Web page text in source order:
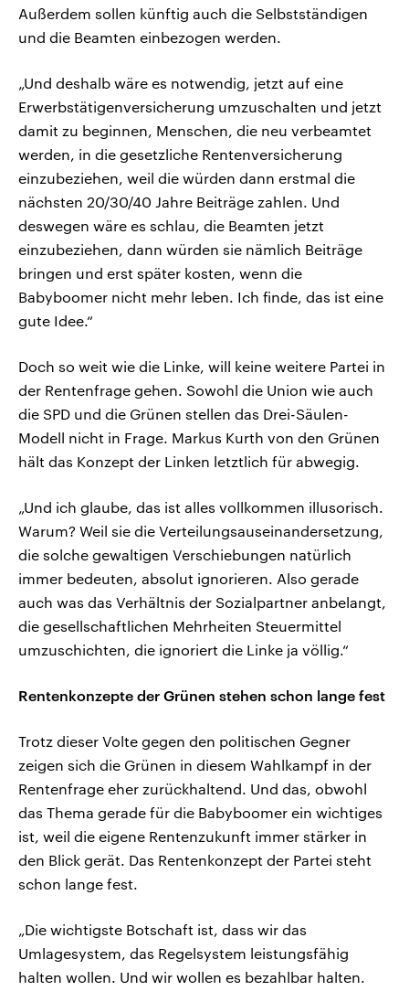
Außerdem sollen künftig auch die Selbstständigen
und die Beamten einbezogen werden.
„Und deshalb wäre es notwendig, jetzt auf eine
Erwerbstätigenversicherung umzuschalten und jetzt
damit zu beginnen, Menschen, die neu verbeamtet
werden, in die gesetzliche Rentenversicherung
einzubeziehen, weil die würden dann erstmal die
nächsten 20/30/40 Jahre Beiträge zahlen. Und
deswegen wäre es schlau, die Beamten jetzt
einzubeziehen, dann würden sie nämlich Beiträge
bringen und erst später kosten, wenn die
Babyboomer nicht mehr leben. Ich finde, das ist eine
gute Idee.“
Doch so weit wie die Linke, will keine weitere Partei in
der Rentenfrage gehen. Sowohl die Union wie auch
die SPD und die Grünen stellen das Drei-Säulen-
Modell nicht in Frage. Markus Kurth von den Grünen
hält das Konzept der Linken letztlich für abwegig.
„Und ich glaube, das ist alles vollkommen illusorisch.
Warum? Weil sie die Verteilungsauseinandersetzung,
die solche gewaltigen Verschiebungen natürlich
immer bedeuten, absolut ignorieren. Also gerade
auch was das Verhältnis der Sozialpartner anbelangt,
die gesellschaftlichen Mehrheiten Steuermittel
umzuschichten, die ignoriert die Linke ja völlig.“
Rentenkonzepte der Grünen stehen schon lange fest
Trotz dieser Volte gegen den politischen Gegner
zeigen sich die Grünen in diesem Wahlkampf in der
Rentenfrage eher zurückhaltend. Und das, obwohl
das Thema gerade für die Babyboomer ein wichtiges
ist, weil die eigene Rentenzukunft immer stärker in
den Blick gerät. Das Rentenkonzept der Partei steht
schon lange fest.
„Die wichtigste Botschaft ist, dass wir das
Umlagesystem, das Regelsystem leistungsfähig
halten wollen. Und wir wollen es bezahlbar halten.